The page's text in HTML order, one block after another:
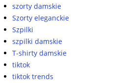
szorty damskie
Szorty eleganckie
Szpilki
szpilki damskie
T-shirty damskie
tiktok
tiktok trends